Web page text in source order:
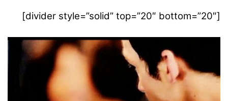
[divider style=”solid” top=”20″ bottom=”20″]